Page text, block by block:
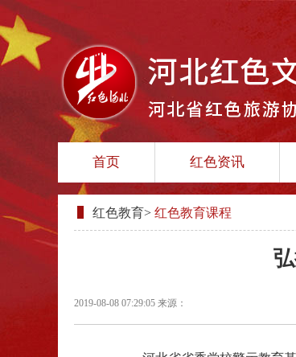
首页 红色资讯
红色教育> 红色教育课程
2019-08-08 07:29:05 来源：